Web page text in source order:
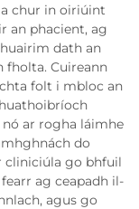
chur in oiriúint
an phacient, ag
dath an
fholta. Cuireann
folt i mbloc an
ar rogha láimhe
do
cliniciúla go bhfuil
ag ceapadh il-
agus go